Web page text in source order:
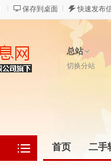
保存到桌面 快速发布
总站
切换分站
首页 二手